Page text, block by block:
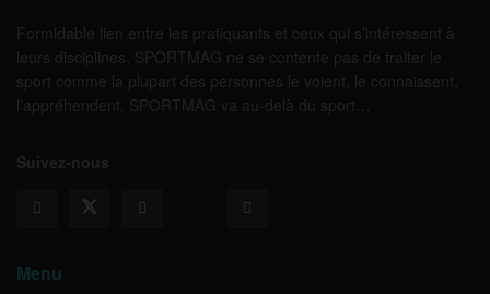
Formidable lien entre les pratiquants et ceux qui s’intéressent à
leurs disciplines, SPORTMAG ne se contente pas de traiter le
sport comme la plupart des personnes le voient, le connaissent,
l’appréhendent. SPORTMAG va au-delà du sport…
Suivez-nous
Menu